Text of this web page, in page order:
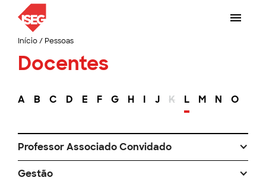
Início/ Pessoas
Docentes
A B C D E F G H I J K L M N O
Professor Associado Convidado
Gestão